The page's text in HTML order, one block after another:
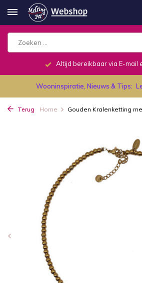
Altijd bereikbaar via E-mail
Wooninspiratie, Nieuws & Tips:
Terug Home Gouden Kralenketting